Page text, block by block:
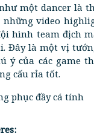
một dancer là
những video
hình team địch
Đây là một vị
ý của các game
cấu rỉa tốt.